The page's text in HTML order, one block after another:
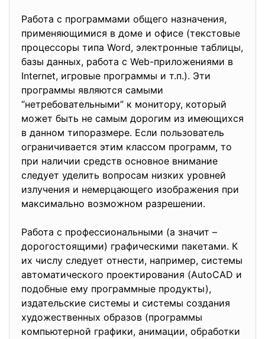
Работа с программами общего назначения,
применяющимися в доме и офисе (текстовые
процессоры типа Word, электронные таблицы,
базы данных, работа с Web-приложениями в
Internet, игровые программы и т.п.). Эти
программы являются самыми
“нетребовательными” к монитору, который
может быть не самым дорогим из имеющихся
в данном типоразмере. Если пользователь
ограничивается этим классом программ, то
при наличии средств основное внимание
следует уделить вопросам низких уровней
излучения и немерцающего изображения при
максимально возможном разрешении.
Работа с профессиональными (а значит –
дорогостоящими) графическими пакетами. К
их числу следует отнести, например, системы
автоматического проектирования (AutoCAD и
подобные ему программные продукты),
издательские системы и системы создания
художественных образов (программы
компьютерной графики, анимации, обработки